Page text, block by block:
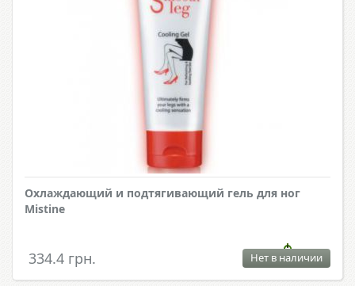
Охлаждающий и подтягивающий гель для ног
Mistine
334.4 грн. Нет в наличии